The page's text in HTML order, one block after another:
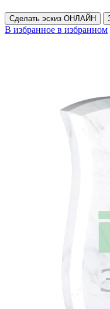
Сделать эскиз ОНЛАЙН
В избранное в избранном